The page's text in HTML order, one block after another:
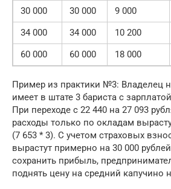
30 000
30 000 9 000
34 000
34 000 10 200
60 000
60 000 18 000
Пример из практики №3: Владелец
имеет в штате 3 бариста с
При переходе с 22 440 на 27 093
расходы только по окладам
(7 653 * 3). С учетом страховых
вырастут примерно на 30 000
сохранить прибыль,
поднять цену на средний капучино